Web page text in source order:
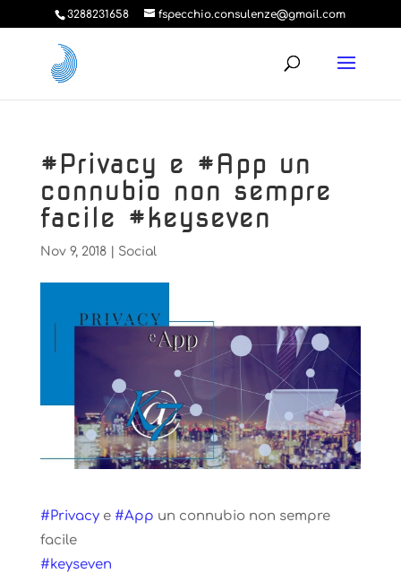
3288231658 fspecchio.consulenze@gmail.com
#Privacy e #App un
connubio non sempre
facile #keyseven
Nov 9, 2018| Social
#Privacye #App un connubio non sempre
facile
#keyseven